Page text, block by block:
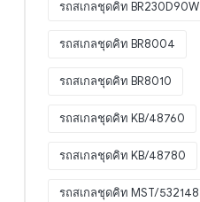
รถสเกลชุดคิท BR230D90W
รถสเกลชุดคิท BR8004
รถสเกลชุดคิท BR8010
รถสเกลชุดคิท KB/48760
รถสเกลชุดคิท KB/48780
รถสเกลชุดคิท MST/532148